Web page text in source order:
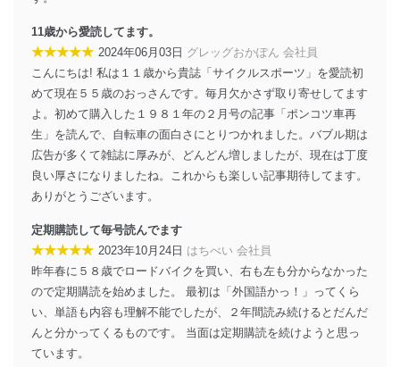
株式会社富士山マガジンサービス 個人情報問い合わせ
係
TEL：0570-200-223
FAX：03-5459-7073
e-mail： cs@fujisan.co.jp
改訂：2025年2月20日
制定：2005年4月1日
株式会社富士山マガジンサービス
代表取締役会長 西野 伸一郎
１．個人情報保護管理者
当社は以下の個人情報保護管理者を設置し、個人情報保
護管理者の責任のもと、個人情報を取得・アクセス・利
用・提供・管理いたします。
東京都渋谷区南平台町16-11
株式会社富士山マガジンサービス
11歳から愛読してます。
★★★★★ 2024年06月03日 グレッグおかぽん 会社員
こんにちは! 私は１１歳から貴誌「サイクルスポーツ」を愛読初
めて現在５５歳のおっさんです。毎月欠かさず取り寄せしてます
よ。初めて購入した１９８１年の２月号の記事「ポンコツ車再
生」を読んで、自転車の面白さにとりつかれました。バブル期は
広告が多くて雑誌に厚みが、どんどん増しましたが、現在は丁度
良い厚さになりましたね。これからも楽しい記事期待してます。
ありがとうございます。
定期購読して毎号読んでます
★★★★★ 2023年10月24日 はちべい 会社員
昨年春に５８歳でロードバイクを買い、右も左も分からなかった
ので定期購読を始めました。 最初は「外国語かっ！」ってくら
い、単語も内容も理解不能でしたが、２年間読み続けるとだんだ
んと分かってくるものです。 当面は定期購読を続けようと思っ
ています。